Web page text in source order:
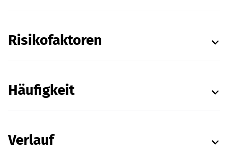
Risikofaktoren
Häufigkeit
Verlauf